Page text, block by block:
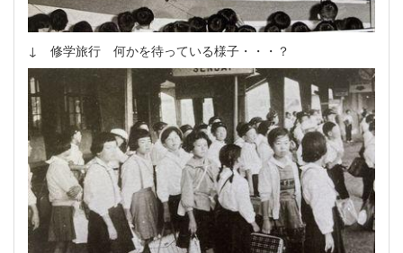
↓ 修学旅行 何かを待っている様子・・・？